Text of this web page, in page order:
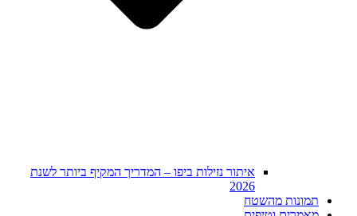
איתור נזילות ביפו – המדריך המקיף ביותר לשנת
2026
תמונות מהשטח